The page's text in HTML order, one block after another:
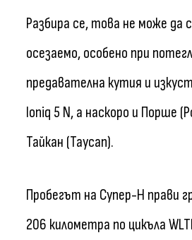
Разбира се, това не може да
осезаемо, особено при
предавателна кутия и
Ioniq 5 N, а наскоро и Порше
Тайкан (Taycan).
Пробегът на Супер-Н прави
206 километра по цикъла